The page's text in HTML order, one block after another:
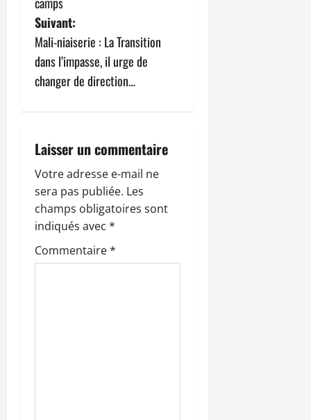
i
g
a
o
n
d
’
Suivant:
Mali-niaiserie : La Transition
dans l’impasse, il urge de
changer de direction…
Laisser un commentaire
Votre adresse e-mail ne
sera pas publiée. Les
champs obligatoires sont
indiqués avec *
Commentaire*